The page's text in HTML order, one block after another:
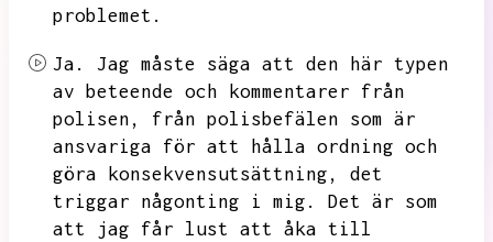
problemet.
Ja.
Jag måste säga att den här typen
av beteende och kommentarer från
polisen,
från polisbefälen som är
ansvariga för att hålla ordning och
göra konsekvensutsättning,
det
triggar någonting i mig.
Det är som
att jag får lust att åka till